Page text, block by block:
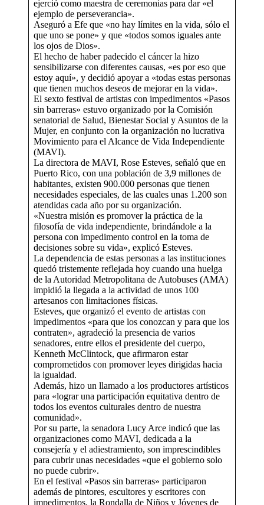
ejerció como maestra de ceremonias para dar «el
ejemplo de perseverancia».
Aseguró a Efe que «no hay límites en la vida, sólo el
que uno se pone» y que «todos somos iguales ante
los ojos de Dios».
El hecho de haber padecido el cáncer la hizo
sensibilizarse con diferentes causas, «es por eso que
estoy aquí», y decidió apoyar a «todas estas personas
que tienen muchos deseos de mejorar en la vida».
El sexto festival de artistas con impedimentos «Pasos
sin barreras» estuvo organizado por la Comisión
senatorial de Salud, Bienestar Social y Asuntos de la
Mujer, en conjunto con la organización no lucrativa
Movimiento para el Alcance de Vida Independiente
(MAVI).
La directora de MAVI, Rose Esteves, señaló que en
Puerto Rico, con una población de 3,9 millones de
habitantes, existen 900.000 personas que tienen
necesidades especiales, de las cuales unas 1.200 son
atendidas cada año por su organización.
«Nuestra misión es promover la práctica de la
filosofía de vida independiente, brindándole a la
persona con impedimento control en la toma de
decisiones sobre su vida», explicó Esteves.
La dependencia de estas personas a las instituciones
quedó tristemente reflejada hoy cuando una huelga
de la Autoridad Metropolitana de Autobuses (AMA)
impidió la llegada a la actividad de unos 100
artesanos con limitaciones físicas.
Esteves, que organizó el evento de artistas con
impedimentos «para que los conozcan y para que los
contraten», agradeció la presencia de varios
senadores, entre ellos el presidente del cuerpo,
Kenneth McClintock, que afirmaron estar
comprometidos con promover leyes dirigidas hacia
la igualdad.
Además, hizo un llamado a los productores artísticos
para «lograr una participación equitativa dentro de
todos los eventos culturales dentro de nuestra
comunidad».
Por su parte, la senadora Lucy Arce indicó que las
organizaciones como MAVI, dedicada a la
consejería y el adiestramiento, son imprescindibles
para cubrir unas necesidades «que el gobierno solo
no puede cubrir».
En el festival «Pasos sin barreras» participaron
además de pintores, escultores y escritores con
impedimentos, la Rondalla de Niños y Jóvenes de